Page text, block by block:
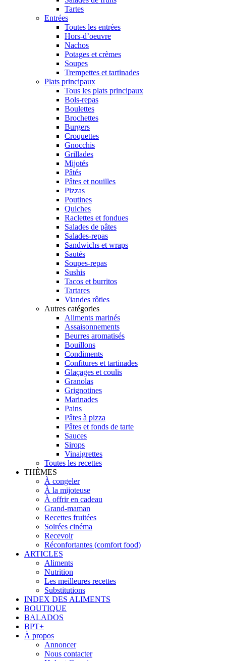
Tartes
Entrées
Toutes les entrées
Hors-d’oeuvre
Nachos
Potages et crèmes
Soupes
Trempettes et tartinades
Plats principaux
Tous les plats principaux
Bols-repas
Boulettes
Brochettes
Burgers
Croquettes
Gnocchis
Grillades
Mijotés
Pâtés
Pâtes et nouilles
Pizzas
Poutines
Quiches
Raclettes et fondues
Salades de pâtes
Salades-repas
Sandwichs et wraps
Sautés
Soupes-repas
Sushis
Tacos et burritos
Tartares
Viandes rôties
Autres catégories
Aliments marinés
Assaisonnements
Beurres aromatisés
Bouillons
Condiments
Confitures et tartinades
Glaçages et coulis
Granolas
Grignotines
Marinades
Pains
Pâtes à pizza
Pâtes et fonds de tarte
Sauces
Sirops
Vinaigrettes
Toutes les recettes
THÈMES
À congeler
À la mijoteuse
À offrir en cadeau
Grand-maman
Recettes fruitées
Soirées cinéma
Recevoir
Réconfortantes (comfort food)
ARTICLES
Aliments
Nutrition
Les meilleures recettes
Substitutions
INDEX DES ALIMENTS
BOUTIQUE
BALADOS
BPT+
À propos
Annoncer
Nous contacter